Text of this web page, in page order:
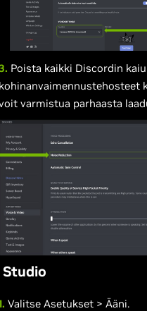
Poista kaikki Discordin
kohinanvaimennustehosteet
varmistua parhaasta
Studio
Valitse Asetukset > Ääni.